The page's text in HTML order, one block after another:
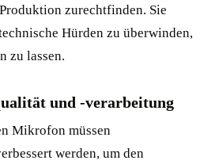
zurechtfinden. Sie
Hürden zu überwinden,
zu lassen.
und -verarbeitung
Mikrofon müssen
werden, um den